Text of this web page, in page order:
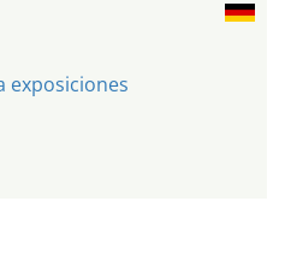
exposiciones